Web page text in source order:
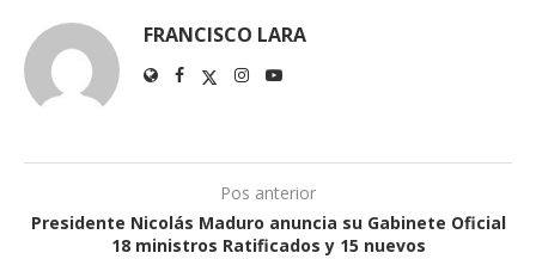
FRANCISCO LARA
Pos anterior
Presidente Nicolás Maduro anuncia su Gabinete Oficial
18 ministros Ratificados y 15 nuevos